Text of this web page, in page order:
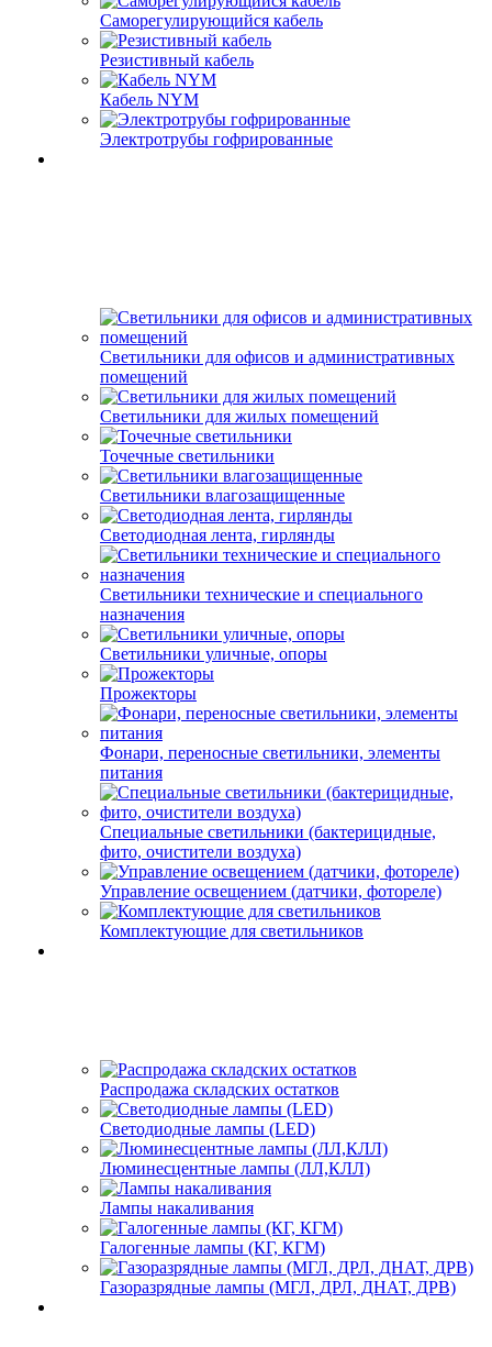
Саморегулирующийся кабель
Резистивный кабель
Кабель NYM
Электротрубы гофрированные
Светильники для офисов и административных
помещений
Светильники для жилых помещений
Точечные светильники
Светильники влагозащищенные
Светодиодная лента, гирлянды
Светильники технические и специального
назначения
Светильники уличные, опоры
Прожекторы
Фонари, переносные светильники, элементы
питания
Специальные светильники (бактерицидные,
фито, очистители воздуха)
Управление освещением (датчики, фотореле)
Комплектующие для светильников
Распродажа складских остатков
Светодиодные лампы (LED)
Люминесцентные лампы (ЛЛ,КЛЛ)
Лампы накаливания
Галогенные лампы (КГ, КГМ)
Газоразрядные лампы (МГЛ, ДРЛ, ДНАТ, ДРВ)